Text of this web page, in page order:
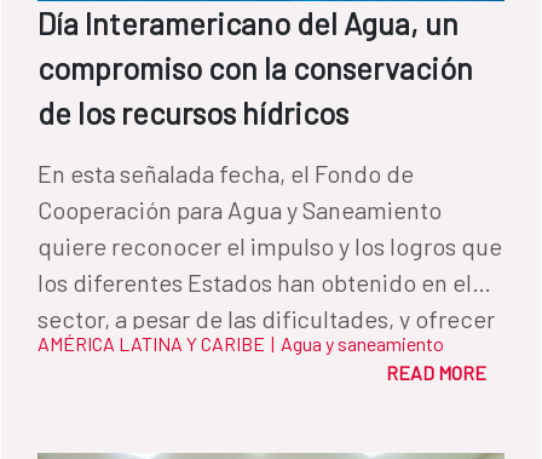
Día Interamericano del Agua, un
compromiso con la conservación
de los recursos hídricos
En esta señalada fecha, el Fondo de
Cooperación para Agua y Saneamiento
quiere reconocer el impulso y los logros que
los diferentes Estados han obtenido en el
sector, a pesar de las dificultades, y ofrecer
el acompañamiento de la Cooperación
AMÉRICA LATINA Y CARIBE | Agua y saneamiento
READ MORE